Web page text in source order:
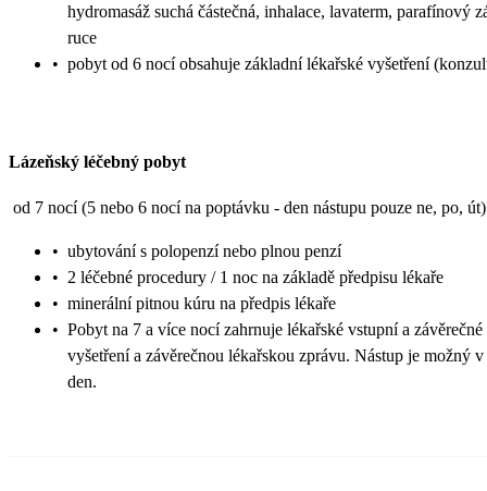
hydromasáž suchá částečná, inhalace, lavaterm, parafínový
ruce
• pobyt od 6 nocí obsahuje základní lékařské vyšetření
Lázeňský léčebný pobyt
od 7 nocí (5 nebo 6 nocí na poptávku - den nástupu pouze ne, po, út)
• ubytování s polopenzí nebo plnou penzí
• 2 léčebné procedury / 1 noc na základě předpisu lékaře
• minerální pitnou kúru na předpis lékaře
• Pobyt na 7 a více nocí zahrnuje lékařské vstupní a závěrečné
vyšetření a závěrečnou lékařskou zprávu. Nástup je možný
den.